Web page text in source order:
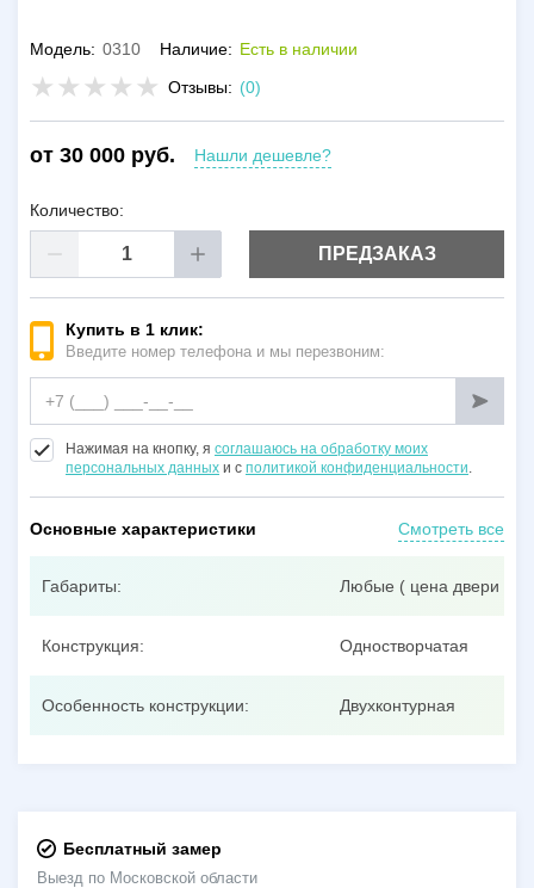
Модель: 0310 Наличие: Есть в наличии
Отзывы: (0)
от 30 000 руб. Нашли дешевле?
Количество:
ПРЕДЗАКАЗ
Купить в 1 клик:
Введите номер телефона и мы перезвоним:
Нажимая на кнопку, я соглашаюсь на обработку моих
персональных данных и с политикой конфиденциальности.
Основные характеристики Смотреть все
Габариты: Любые ( цена двери
Конструкция: Одностворчатая
Особенность конструкции: Двухконтурная
Бесплатный замер
Выезд по Московской области